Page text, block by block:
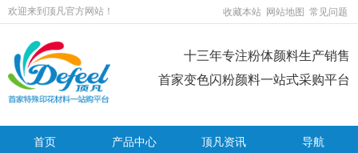
欢迎来到顶凡官方网站！ 收藏本站 网站地图 常见问题
十三年专注粉体颜料生产销售
首家变色闪粉颜料一站式采购平台
首页 产品中心 顶凡资讯 导航